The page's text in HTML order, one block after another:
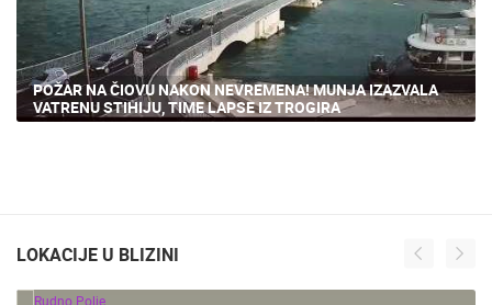
POŽAR NA ČIOVU NAKON NEVREMENA! MUNJA IZAZVALA
VATRENU STIHIJU, TIME LAPSE IZ TROGIRA
LOKACIJE U BLIZINI